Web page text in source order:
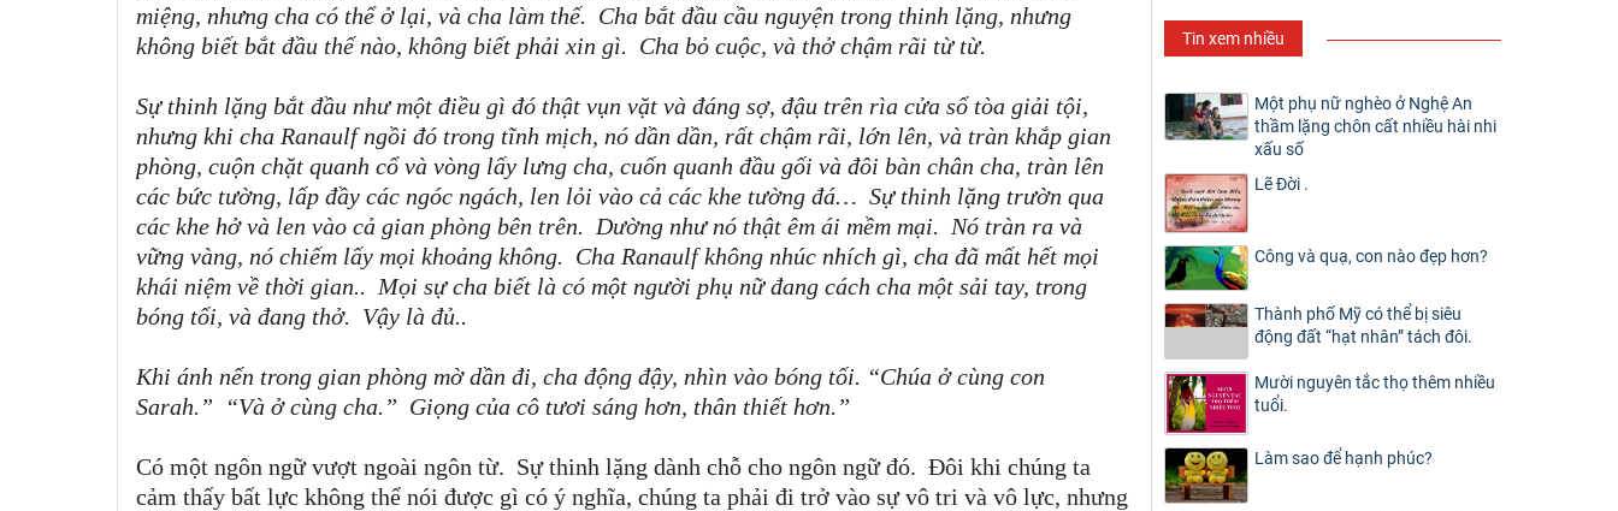
miệng, nhưng cha có thể ở lại, và cha làm thế. Cha bắt đầu cầu nguyện trong thinh lặng, nhưng
không biết bắt đầu thế nào, không biết phải xin gì. Cha bỏ cuộc, và thở chậm rãi từ từ.
Sự thinh lặng bắt đầu như một điều gì đó thật vụn vặt và đáng sợ, đậu trên rìa cửa sổ tòa giải tội,
nhưng khi cha Ranaulf ngồi đó trong tĩnh mịch, nó dần dần, rất chậm rãi, lớn lên, và tràn khắp gian
phòng, cuộn chặt quanh cổ và vòng lấy lưng cha, cuốn quanh đầu gối và đôi bàn chân cha, tràn lên
các bức tường, lấp đầy các ngóc ngách, len lỏi vào cả các khe tường đá… Sự thinh lặng trườn qua
các khe hở và len vào cả gian phòng bên trên. Dường như nó thật êm ái mềm mại. Nó tràn ra và
vững vàng, nó chiếm lấy mọi khoảng không. Cha Ranaulf không nhúc nhích gì, cha đã mất hết mọi
khái niệm về thời gian.. Mọi sự cha biết là có một người phụ nữ đang cách cha một sải tay, trong
bóng tối, và đang thở. Vậy là đủ..
Khi ánh nến trong gian phòng mờ dần đi, cha động đậy, nhìn vào bóng tối. “Chúa ở cùng con
Sarah. ” “Và ở cùng cha. ” Giọng của cô tươi sáng hơn, thân thiết hơn. ”
Có một ngôn ngữ vượt ngoài ngôn từ. Sự thinh lặng dành chỗ cho ngôn ngữ đó. Đôi khi chúng ta
cảm thấy bất lực không thể nói được gì có ý nghĩa, chúng ta phải đi trở vào sự vô tri và vô lực, nhưng
Tin xem nhiều
Một phụ nữ nghèo ở Nghệ An
thầm lặng chôn cất nhiều hài nhi
xấu số
Lẽ Đời .
Công và quạ, con nào đẹp hơn?
Thành phố Mỹ có thể bị siêu
động đất “hạt nhân” tách đôi.
Mười nguyên tắc thọ thêm nhiều
tuổi.
Làm sao để hạnh phúc?